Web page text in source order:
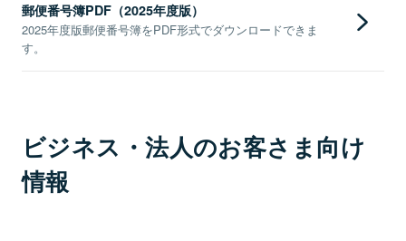
郵便番号簿PDF（2025年度版）
2025年度版郵便番号簿をPDF形式でダウンロードできま
す。
ビジネス・法人のお客さま向け
情報